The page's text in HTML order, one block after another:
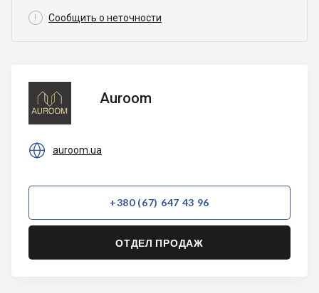
 Сообщить о неточности
Auroom
Auroom
 auroom.ua
+380 (67) 647 43 96
ОТДЕЛ ПРОДАЖ